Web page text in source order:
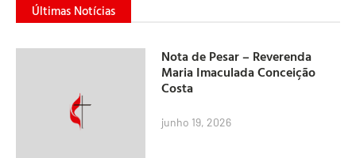
Últimas Notícias
Nota de Pesar – Reverenda
Maria Imaculada Conceição
Costa
junho 19, 2026